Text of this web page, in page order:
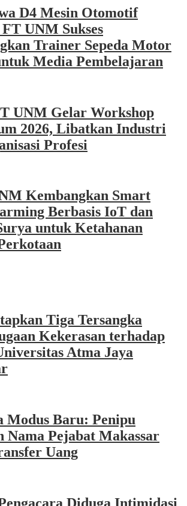
D4 Mesin Otomotif
UNM Sukses
Trainer Sepeda Motor
Media Pembelajaran
UNM Gelar Workshop
2026, Libatkan Industri
Profesi
Kembangkan Smart
Berbasis IoT dan
untuk Ketahanan
Tiga Tersangka
Kekerasan terhadap
Atma Jaya
Modus Baru: Penipu
Nama Pejabat Makassar
Uang
Diduga Intimidasi